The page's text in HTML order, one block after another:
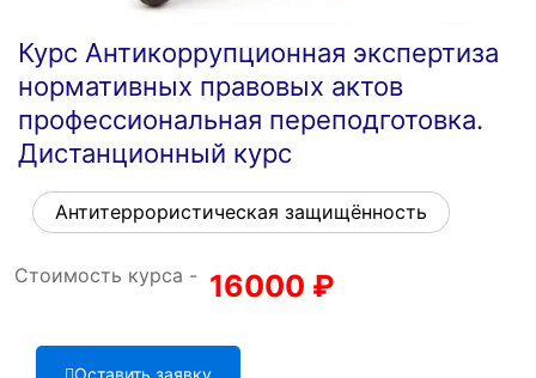
Курс Антикоррупционная экспертиза
нормативных правовых актов
профессиональная переподготовка.
Дистанционный курс
Антитеррористическая защищённость
Стоимость курса - 16000 ₽
Оставить заявку